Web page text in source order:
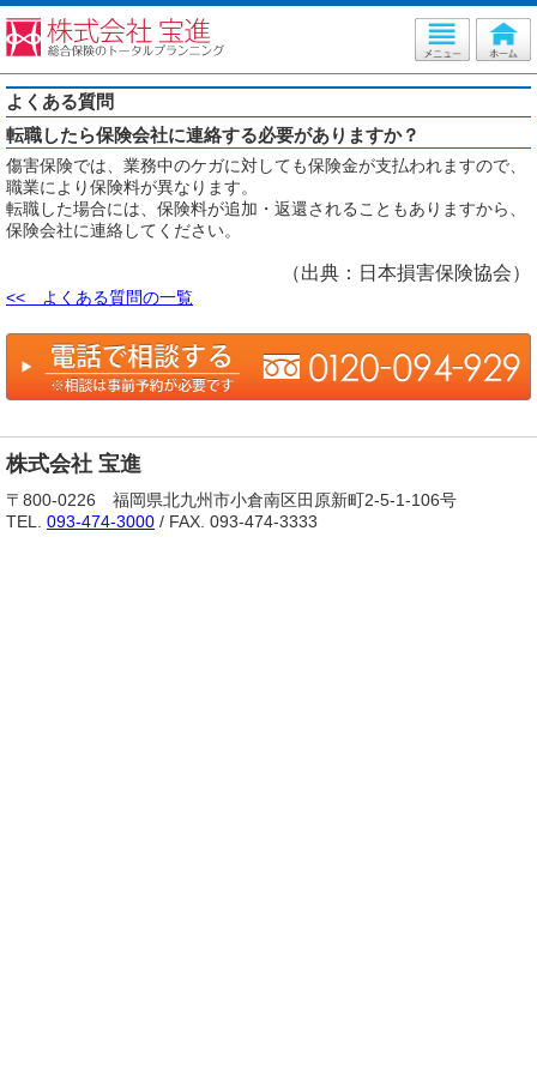
よくある質問
転職したら保険会社に連絡する必要がありますか？
傷害保険では、業務中のケガに対しても保険金が支払われますので、
職業により保険料が異なります。
転職した場合には、保険料が追加・返還されることもありますから、
保険会社に連絡してください。
（出典：日本損害保険協会）
<< よくある質問の一覧
株式会社 宝進
〒800-0226 福岡県北九州市小倉南区田原新町2-5-1-106号
TEL. 093-474-3000 / FAX. 093-474-3333